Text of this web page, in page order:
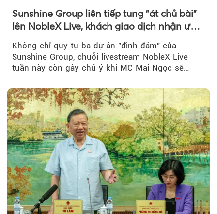
Sunshine Group liên tiếp tung "át chủ bài"
lên NobleX Live, khách giao dịch nhận ưu
Không chỉ quy tụ ba dự án "đình đám" của
Sunshine Group, chuỗi livestream NobleX Live
tuần này còn gây chú ý khi MC Mai Ngọc sẽ